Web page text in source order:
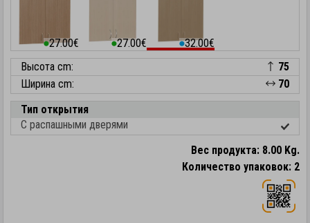
⬤27.00€ ⬤27.00€ ⬤32.00€
Высота cm:
75
Ширина cm:
70
Тип открытия
С распашными дверями
Вес продукта: 8.00 Kg.
Количество упаковок: 2